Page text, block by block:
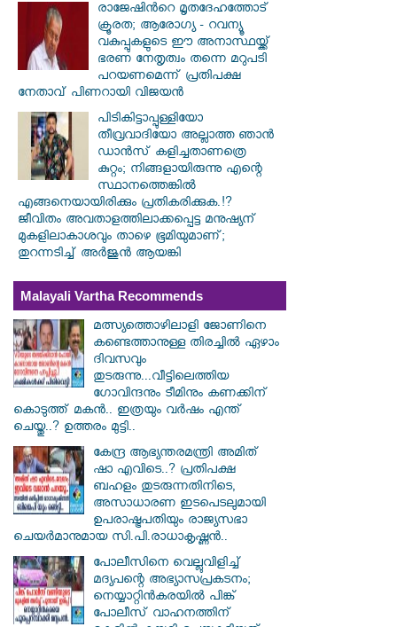
രാജേഷിൻറെ മൃതദേഹത്തോട്
ക്രൂരത; ആരോഗ്യ - റവന്യൂ
വകുപ്പുകളുടെ ഈ അനാസ്ഥയ്ക്ക്
ഭരണ നേതൃത്വം തന്നെ മറുപടി
പറയണമെന്ന് പ്രതിപക്ഷ
നേതാവ് പിണറായി വിജയൻ
പിടികിട്ടാപ്പുള്ളിയോ
തീവ്രവാദിയോ അല്ലാത്ത ഞാൻ
ഡാൻസ് കളിച്ചതാണത്രെ
കുറ്റം; നിങ്ങളായിരുന്നു എന്റെ
സ്ഥാനത്തെങ്കിൽ
എങ്ങനെയായിരിക്കും പ്രതികരിക്കുക.!?
ജീവിതം അവതാളത്തിലാക്കപ്പെട്ട മനുഷ്യന്
മുകളിലാകാശവും താഴെ ഭൂമിയുമാണ്;
തുറന്നടിച്ച് അർജുൻ ആയങ്കി
Malayali Vartha Recommends
മത്സ്യത്തൊഴിലാളി ജോണിനെ
കണ്ടെത്താനുള്ള തിരച്ചിൽ ഏഴാം
ദിവസവും
തുടരുന്നു...വീട്ടിലെത്തിയ
ഗോവിന്ദനും ടീമിനും കണക്കിന്
കൊടുത്ത് മകൻ.. ഇത്രയും വർഷം എന്ത്
ചെയ്തു..? ഉത്തരം മുട്ടി..
കേന്ദ്ര ആഭ്യന്തരമന്ത്രി അമിത്
ഷാ എവിടെ..? പ്രതിപക്ഷ
ബഹളം തുടരുന്നതിനിടെ,
അസാധാരണ ഇടപെടലുമായി
ഉപരാഷ്ട്രപതിയും രാജ്യസഭാ
ചെയർമാനുമായ സി.പി.രാധാകൃഷ്ണൻ..
പോലീസിനെ വെല്ലുവിളിച്ച്
മദ്യപന്റെ അഭ്യാസപ്രകടനം;
നെയ്യാറ്റിൻകരയിൽ പിങ്ക്
പോലീസ് വാഹനത്തിന്